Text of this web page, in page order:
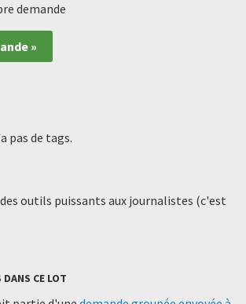
demande
»
pas de tags.
outils puissants aux journalistes (c'est
DANS CE LOT